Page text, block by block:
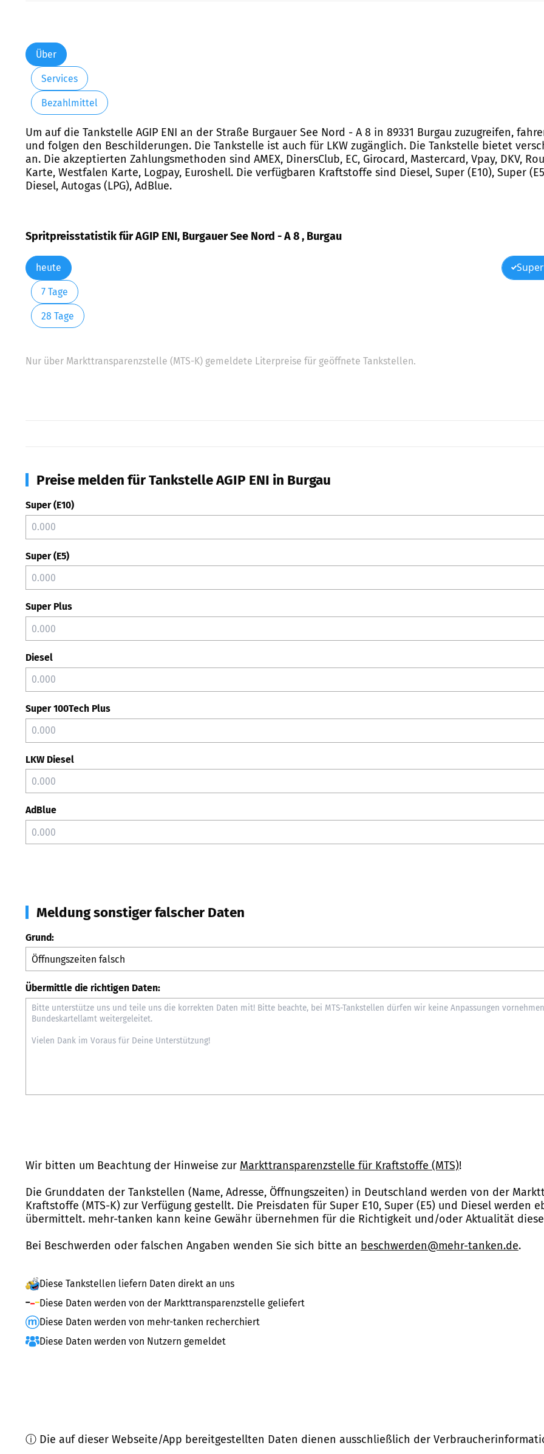
Über
Services
Bezahlmittel
Um auf die Tankstelle AGIP ENI an der Straße Burgauer See Nord - A 8 in 89331 Burgau zuzugreifen,
und folgen den Beschilderungen. Die Tankstelle ist auch für LKW zugänglich. Die Tankstelle bietet
an. Die akzeptierten Zahlungsmethoden sind AMEX, DinersClub, EC, Girocard, Mastercard, Vpay, DKV,
Karte, Westfalen Karte, Logpay, Euroshell. Die verfügbaren Kraftstoffe sind Diesel, Super (E10), Super
Diesel, Autogas (LPG), AdBlue.
Spritpreisstatistik für AGIP ENI, Burgauer See Nord - A 8 , Burgau
heute
7 Tage
28 Tage
Nur über Markttransparenzstelle (MTS-K) gemeldete Literpreise für geöffnete Tankstellen.
Preise melden für Tankstelle AGIP ENI in Burgau
Super (E10)
Super (E5)
Super Plus
Diesel
Super 100Tech Plus
LKW Diesel
AdBlue
Meldung sonstiger falscher Daten
Grund:
Übermittle die richtigen Daten:
Wir bitten um Beachtung der Hinweise zur Markttransparenzstelle für Kraftstoffe (MTS)!
Die Grunddaten der Tankstellen (Name, Adresse, Öffnungszeiten) in Deutschland werden von der
Kraftstoffe (MTS-K) zur Verfügung gestellt. Die Preisdaten für Super E10, Super (E5) und Diesel werden
übermittelt. mehr-tanken kann keine Gewähr übernehmen für die Richtigkeit und/oder Aktualität
Bei Beschwerden oder falschen Angaben wenden Sie sich bitte an beschwerden@mehr-tanken.de.
Diese Tankstellen liefern Daten direkt an uns
Diese Daten werden von der Markttransparenzstelle geliefert
Diese Daten werden von mehr-tanken recherchiert
Diese Daten werden von Nutzern gemeldet
ⓘ Die auf dieser Webseite/App bereitgestellten Daten dienen ausschließlich der